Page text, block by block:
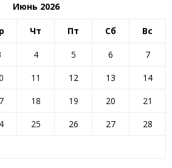
Июнь 2026
Чт Пт Сб Вс
4 5 6
7
11 12 13
14
18 19 20
21
25 26 27
28